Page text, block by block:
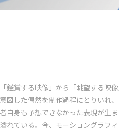
「鑑賞する映像」から「眺望する映
意図した偶然を制作過程にとりいれ
者自身も予想できなかった表現が生
溢れている。今、モーショングラフ